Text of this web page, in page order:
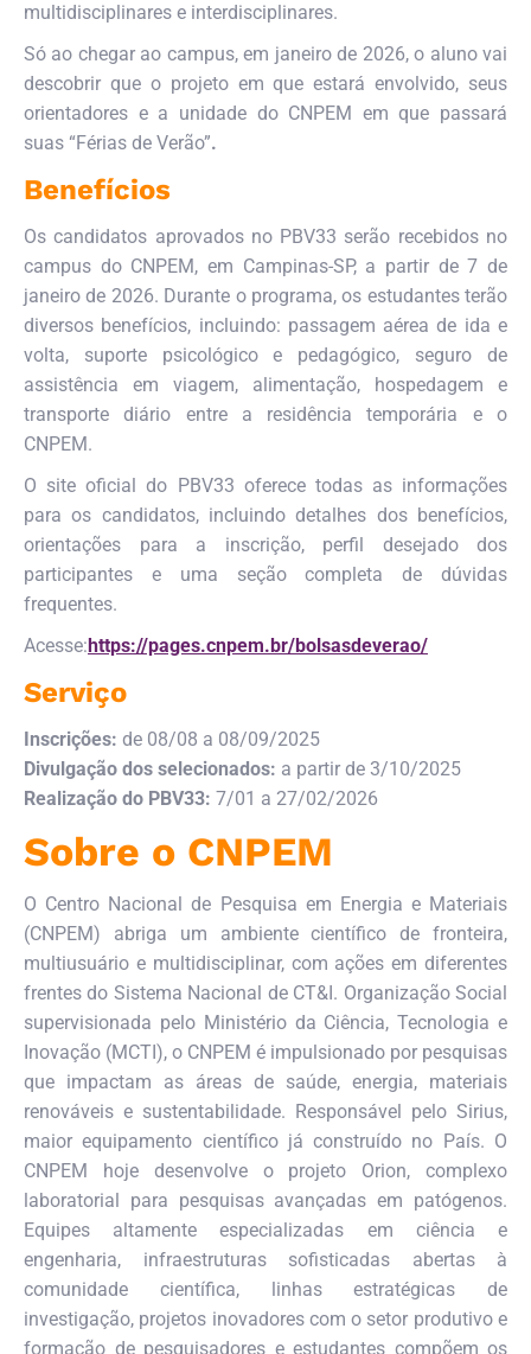
multidisciplinares e interdisciplinares.
Só ao chegar ao campus, em janeiro de 2026, o aluno vai
descobrir que o projeto em que estará envolvido, seus
orientadores e a unidade do CNPEM em que passará
suas “Férias de Verão”.
Benefícios
Os candidatos aprovados no PBV33 serão recebidos no
campus do CNPEM, em Campinas-SP, a partir de 7 de
janeiro de 2026. Durante o programa, os estudantes terão
diversos benefícios, incluindo: passagem aérea de ida e
volta, suporte psicológico e pedagógico, seguro de
assistência em viagem, alimentação, hospedagem e
transporte diário entre a residência temporária e o
CNPEM.
O site oficial do PBV33 oferece todas as informações
para os candidatos, incluindo detalhes dos benefícios,
orientações para a inscrição, perfil desejado dos
participantes e uma seção completa de dúvidas
frequentes.
Acesse:https://pages.cnpem.br/bolsasdeverao/
Serviço
Inscrições: de 08/08 a 08/09/2025
Divulgação dos selecionados: a partir de 3/10/2025
Realização do PBV33: 7/01 a 27/02/2026
Sobre o CNPEM
O Centro Nacional de Pesquisa em Energia e Materiais
(CNPEM) abriga um ambiente científico de fronteira,
multiusuário e multidisciplinar, com ações em diferentes
frentes do Sistema Nacional de CT&I. Organização Social
supervisionada pelo Ministério da Ciência, Tecnologia e
Inovação (MCTI), o CNPEM é impulsionado por pesquisas
que impactam as áreas de saúde, energia, materiais
renováveis e sustentabilidade. Responsável pelo Sirius,
maior equipamento científico já construído no País. O
CNPEM hoje desenvolve o projeto Orion, complexo
laboratorial para pesquisas avançadas em patógenos.
Equipes altamente especializadas em ciência e
engenharia, infraestruturas sofisticadas abertas à
comunidade científica, linhas estratégicas de
investigação, projetos inovadores com o setor produtivo e
formação de pesquisadores e estudantes compõem os